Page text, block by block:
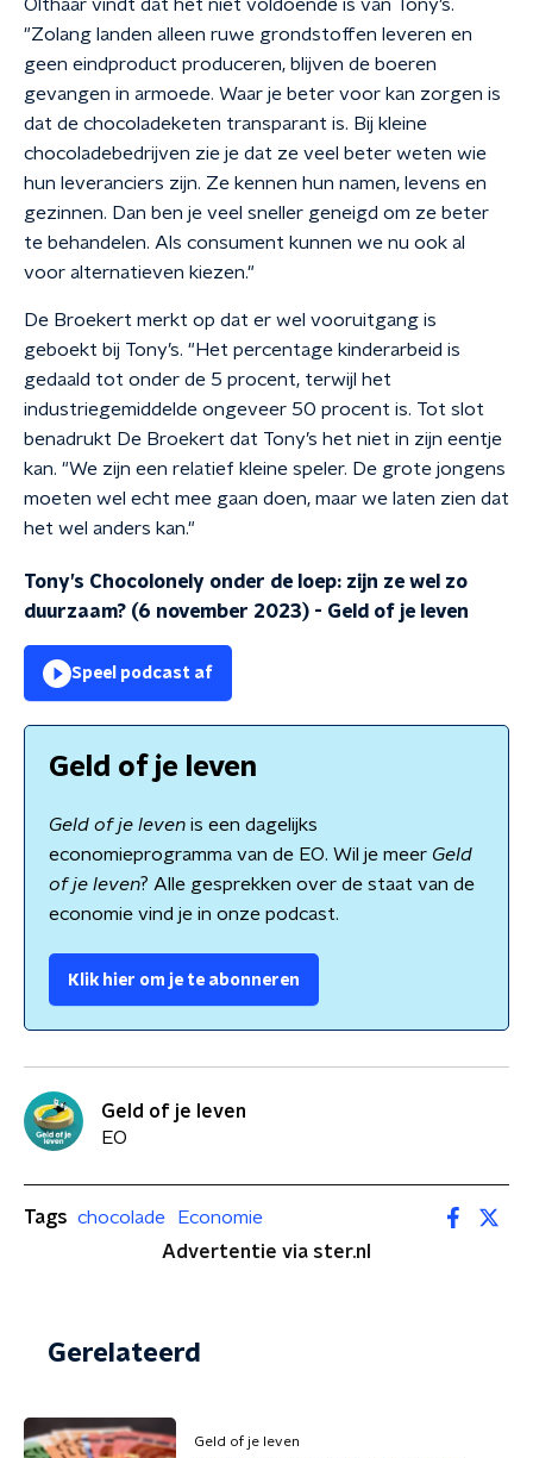
Olthaar vindt dat het niet voldoende is van Tony’s.
"Zolang landen alleen ruwe grondstoffen leveren en
geen eindproduct produceren, blijven de boeren
gevangen in armoede. Waar je beter voor kan zorgen is
dat de chocoladeketen transparant is. Bij kleine
chocoladebedrijven zie je dat ze veel beter weten wie
hun leveranciers zijn. Ze kennen hun namen, levens en
gezinnen. Dan ben je veel sneller geneigd om ze beter
te behandelen. Als consument kunnen we nu ook al
voor alternatieven kiezen."
De Broekert merkt op dat er wel vooruitgang is
geboekt bij Tony’s. "Het percentage kinderarbeid is
gedaald tot onder de 5 procent, terwijl het
industriegemiddelde ongeveer 50 procent is. Tot slot
benadrukt De Broekert dat Tony’s het niet in zijn eentje
kan. "We zijn een relatief kleine speler. De grote jongens
moeten wel echt mee gaan doen, maar we laten zien dat
het wel anders kan."
Tony’s Chocolonely onder de loep: zijn ze wel zo
duurzaam? (6 november 2023) - Geld of je leven
Speel podcast af
Geld of je leven
Geld of je leven is een dagelijks
economieprogramma van de EO. Wil je meer Geld
of je leven? Alle gesprekken over de staat van de
economie vind je in onze podcast.
Klik hier om je te abonneren
Geld of je leven
EO
Tags chocolade
Economie
Advertentie via ster.nl
Gerelateerd
Geld of je leven